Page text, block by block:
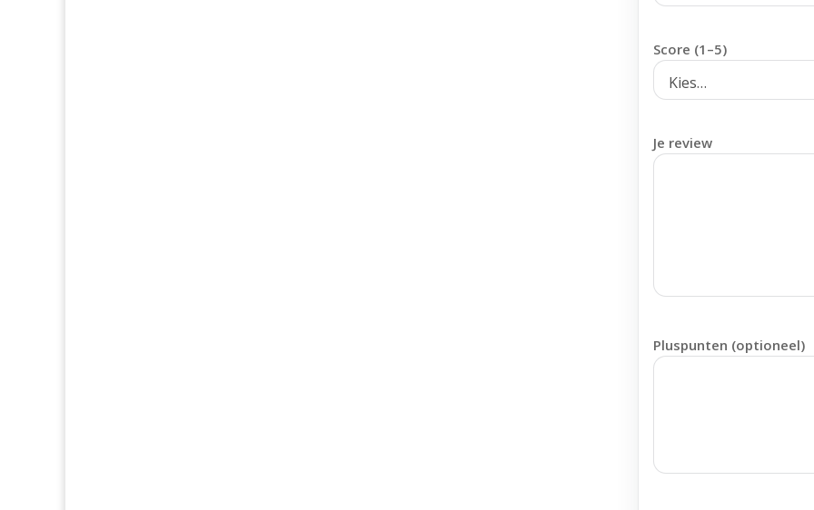
Score (1–5)
Je review
Pluspunten (optioneel)